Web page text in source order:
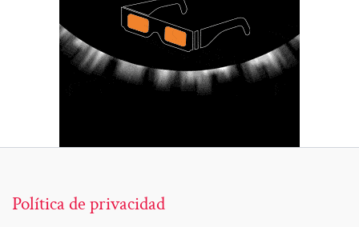
Política de privacidad